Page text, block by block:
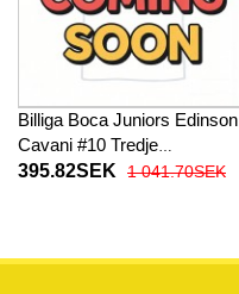
Billiga Boca Juniors Edinson
Cavani #10 Tredje
fotbollskläder 2025-26
395.82SEK 1 041.70SEK